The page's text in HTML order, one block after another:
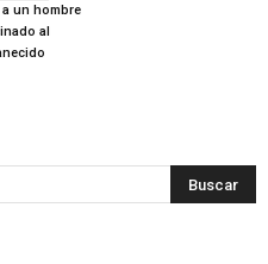
un hombre
al